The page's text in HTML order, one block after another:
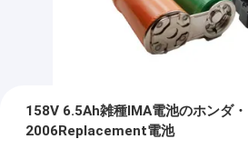
158V 6.5Ah雑種IMA電池のホンダ
2006Replacement電池